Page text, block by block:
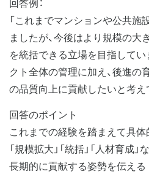
「これまでマンションや公共施
ましたが、今後はより規模の大
を統括できる立場を目指して
クト全体の管理に加え、後進の
の品質向上に貢献したいと考え
回答のポイント
これまでの経験を踏まえて具
「規模拡大」「統括」「人材育成
長期的に貢献する姿勢を伝える